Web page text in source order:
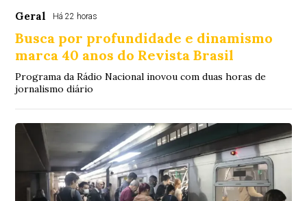
Geral Há 22 horas
Busca por profundidade e dinamismo
marca 40 anos do Revista Brasil
Programa da Rádio Nacional inovou com duas horas de
jornalismo diário